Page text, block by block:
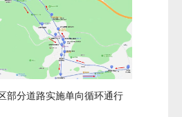
部分道路实施单向循环通行